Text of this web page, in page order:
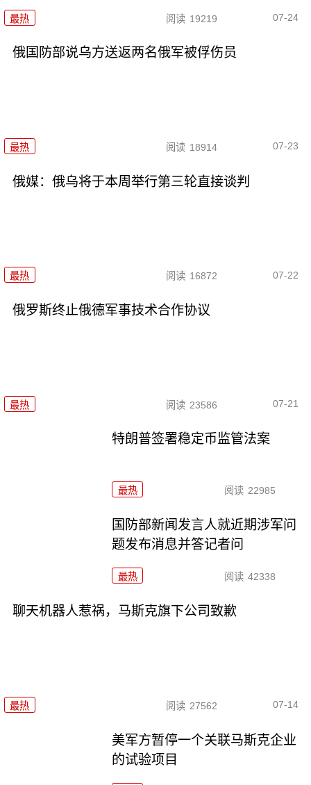
最热 阅读 19219 07-24
俄国防部说乌方送返两名俄军被俘伤员
最热 阅读 18914 07-23
俄媒：俄乌将于本周举行第三轮直接谈判
最热 阅读 16872 07-22
俄罗斯终止俄德军事技术合作协议
最热 阅读 23586 07-21
特朗普签署稳定币监管法案
最热 阅读 22985
国防部新闻发言人就近期涉军问
题发布消息并答记者问
最热 阅读 42338
聊天机器人惹祸，马斯克旗下公司致歉
最热 阅读 27562 07-14
美军方暂停一个关联马斯克企业
的试验项目